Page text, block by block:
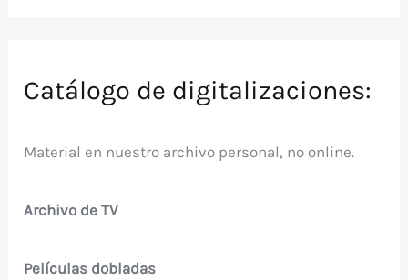
Catálogo de digitalizaciones:
Material en nuestro archivo personal, no online.
Archivo de TV
Películas dobladas